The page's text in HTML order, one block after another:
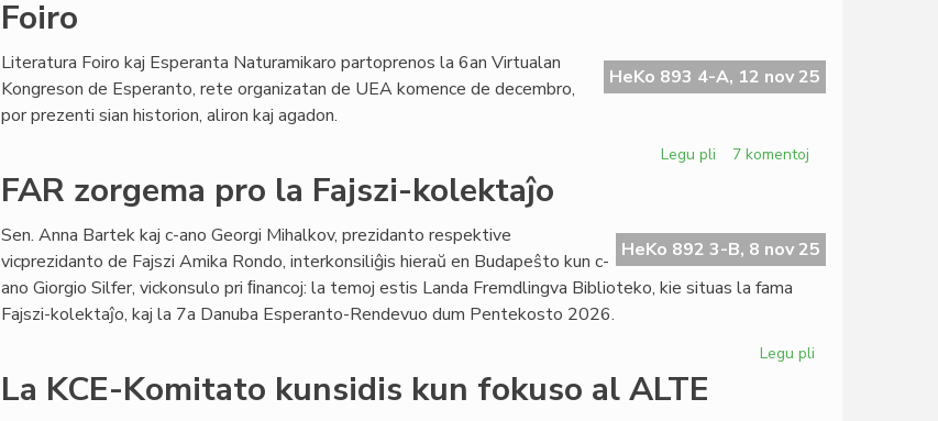
Parlamenta
sesio
Foiro
HeKo 893 4-A, 12 nov 25
Literatura Foiro kaj Esperanta Naturamikaro partoprenos la 6an Virtualan
Kongreson de Esperanto, rete organizatan de UEA komence de decembro,
por prezenti sian historion, aliron kaj agadon.
Legu pli
prezentos
en
la
7 komentoj
FAR zorgema pro la Fajszi-kolektaĵo
HeKo 892 3-B, 8 nov 25
Sen. Anna Bartek kaj c-ano Georgi Mihalkov, prezidanto respektive
vicprezidanto de Fajszi Amika Rondo, interkonsiliĝis hieraŭ en Budapeŝto kun c-
ano Giorgio Silfer, vickonsulo pri ﬁnancoj: la temoj estis Landa Fremdlingva Biblioteko, kie situas la fama
Fajszi-kolektaĵo, kaj la 7a Danuba Esperanto-Rendevuo dum Pentekosto 2026.
Legu pli
La KCE-Komitato kunsidis kun fokuso al ALTE